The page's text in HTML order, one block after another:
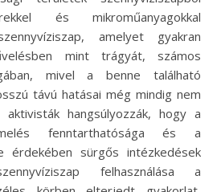
és mikroműanyagokkal
amelyet gyakran
mint trágyát, számos
mivel a benne található
távú hatásai még mindig nem
hangsúlyozzák, hogy a
fenntarthatósága és a
érdekében sürgős intézkedések
felhasználása a